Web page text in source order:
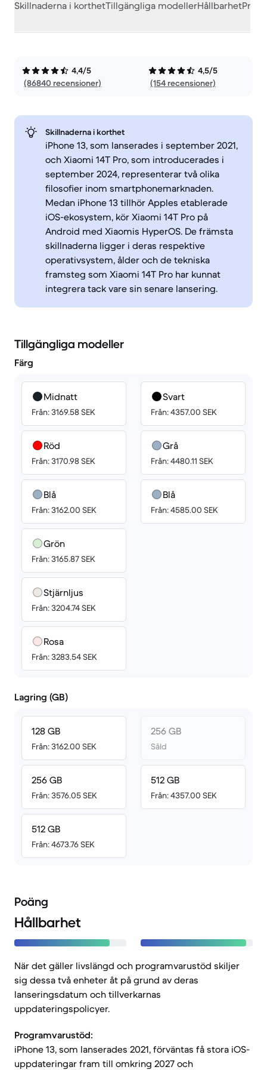
Skillnaderna i korthetTillgängliga modellerHållbarhet
4,4/5
(86840 recensioner)
4,5/5
(154 recensioner)
Skillnaderna i korthet
iPhone 13, som lanserades i september 2021,
och Xiaomi 14T Pro, som introducerades i
september 2024, representerar två olika
filosofier inom smartphonemarknaden.
Medan iPhone 13 tillhör Apples etablerade
iOS-ekosystem, kör Xiaomi 14T Pro på
Android med Xiaomis HyperOS. De främsta
skillnaderna ligger i deras respektive
operativsystem, ålder och de tekniska
framsteg som Xiaomi 14T Pro har kunnat
integrera tack vare sin senare lansering.
Tillgängliga modeller
Färg
Midnatt
Från: 3169.58 SEK
Röd
Från: 3170.98 SEK
Blå
Från: 3162.00 SEK
Grön
Från: 3165.87 SEK
Stjärnljus
Från: 3204.74 SEK
Rosa
Från: 3283.54 SEK
Svart
Från: 4357.00 SEK
Grå
Från: 4480.11 SEK
Blå
Från: 4585.00 SEK
Lagring (GB)
128 GB
Från: 3162.00 SEK
256 GB
Från: 3576.05 SEK
512 GB
Från: 4673.76 SEK
256 GB
Såld
512 GB
Från: 4357.00 SEK
Poäng
Hållbarhet
När det gäller livslängd och programvarustöd skiljer
sig dessa två enheter åt på grund av deras
lanseringsdatum och tillverkarnas
uppdateringspolicyer.
Programvarustöd:
iPhone 13, som lanserades 2021, förväntas få stora iOS-
uppdateringar fram till omkring 2027 och